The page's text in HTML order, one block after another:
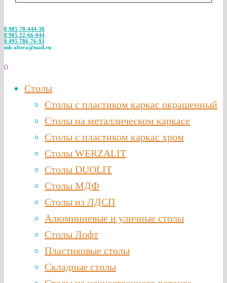
8 985 78-444-38
8 985 22-66-044
8 495 786-76-93
mk-altera@mail.ru
0
Столы
Столы с пластиком каркас окрашенный
Столы на металлическом каркасе
Столы с пластиком каркас хром
Столы WERZALIT
Столы DUOLIT
Столы МДФ
Столы из ЛДСП
Алюминиевые и уличные столы
Столы Лофт
Пластиковые столы
Складные столы